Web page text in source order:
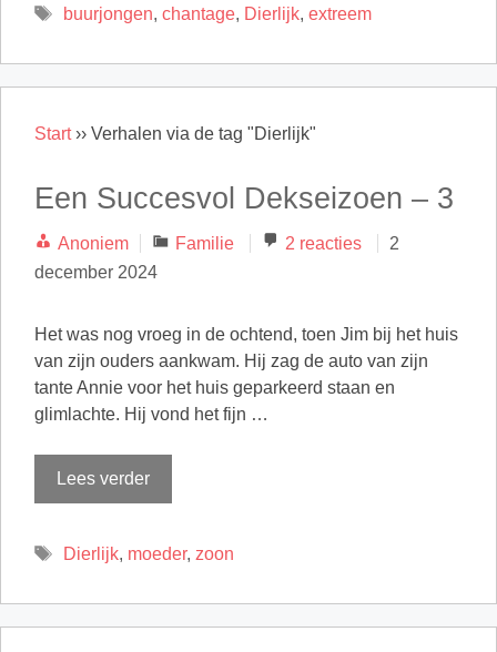
Tags
buurjongen, chantage, Dierlijk, extreem
Start›› Verhalen via de tag "Dierlijk"
Een Succesvol Dekseizoen – 3
Anoniem Categorieën
Familie 2 reacties
2
december 2024
Het was nog vroeg in de ochtend, toen Jim bij het huis
van zijn ouders aankwam. Hij zag de auto van zijn
tante Annie voor het huis geparkeerd staan en
glimlachte. Hij vond het fijn …
Lees verder
Tags
Dierlijk, moeder, zoon